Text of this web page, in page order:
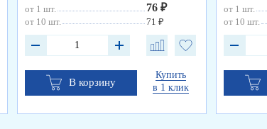
от 1 шт. 76 ₽
от 10 шт. 71 ₽
В корзину
Купить
в 1 клик
от 1 шт.
от 10 шт.